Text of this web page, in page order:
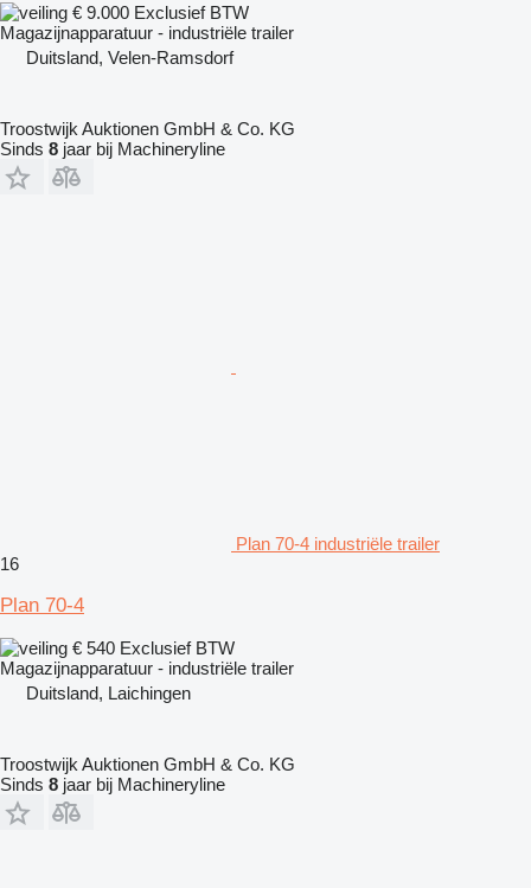
€ 9.000 Exclusief BTW
Magazijnapparatuur - industriële trailer
Duitsland, Velen-Ramsdorf
Troostwijk Auktionen GmbH & Co. KG
Sinds 8 jaar bij Machineryline
Plan 70-4 industriële trailer
16
Plan 70-4
€ 540 Exclusief BTW
Magazijnapparatuur - industriële trailer
Duitsland, Laichingen
Troostwijk Auktionen GmbH & Co. KG
Sinds 8 jaar bij Machineryline